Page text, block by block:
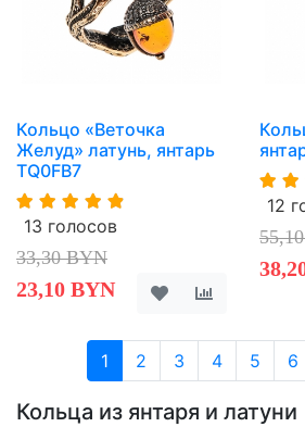
Кольцо «Веточка
Желуд» латунь, янтарь
TQ0FB7
13 голосов
33,30 BYN
23,10 BYN
12
1 2 3 4 5 6
Кольца из янтаря и латуни